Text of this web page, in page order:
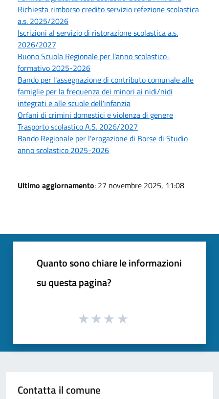
Richiesta rimborso credito servizio refezione scolastica
a.s. 2025/2026
Iscrizioni al servizio di ristorazione scolastica a.s.
2026/2027
Buono Scuola Regionale per l'anno scolastico-
formativo 2025-2026
Bando per l'assegnazione di contributo comunale alle
famiglie per la frequenza dei minori ai nidi/nidi
integrati e alle scuole dell'infanzia
Orfani di crimini domestici e violenza di genere
Trasporto scolastico A.S. 2026/2027
Bando Regionale per l'erogazione di Borse di Studio
anno scolastico 2025-2026
Ultimo aggiornamento: 27 novembre 2025, 11:08
Quanto sono chiare le informazioni
su questa pagina?
Contatta il comune